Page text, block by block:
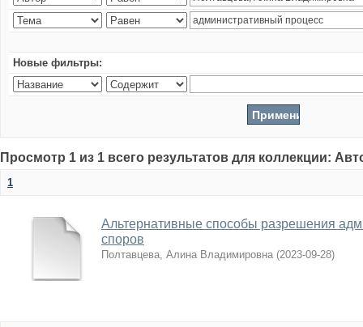
Новые фильтры:
Просмотр 1 из 1 всего результатов для коллекции:
1
Альтернативные способы разрешения
споров
Полтавцева, Алина Владимировна (2023-09-28)